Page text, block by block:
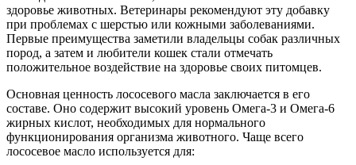
здоровье животных. Ветеринары рекомендуют эту добавку
при проблемах с шерстью или кожными заболеваниями.
Первые преимущества заметили владельцы собак различных
пород, а затем и любители кошек стали отмечать
положительное воздействие на здоровье своих питомцев.
Основная ценность лососевого масла заключается в его
составе. Оно содержит высокий уровень Омега-3 и Омега-6
жирных кислот, необходимых для нормального
функционирования организма животного. Чаще всего
лососевое масло используется для: